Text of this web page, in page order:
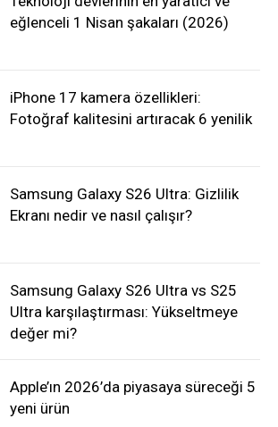
eğlenceli 1 Nisan şakaları (2026)
iPhone 17 kamera özellikleri:
Fotoğraf kalitesini artıracak 6 yenilik
Samsung Galaxy S26 Ultra: Gizlilik
Ekranı nedir ve nasıl çalışır?
Samsung Galaxy S26 Ultra vs S25
Ultra karşılaştırması: Yükseltmeye
değer mi?
Apple’ın 2026’da piyasaya süreceği 5
yeni ürün